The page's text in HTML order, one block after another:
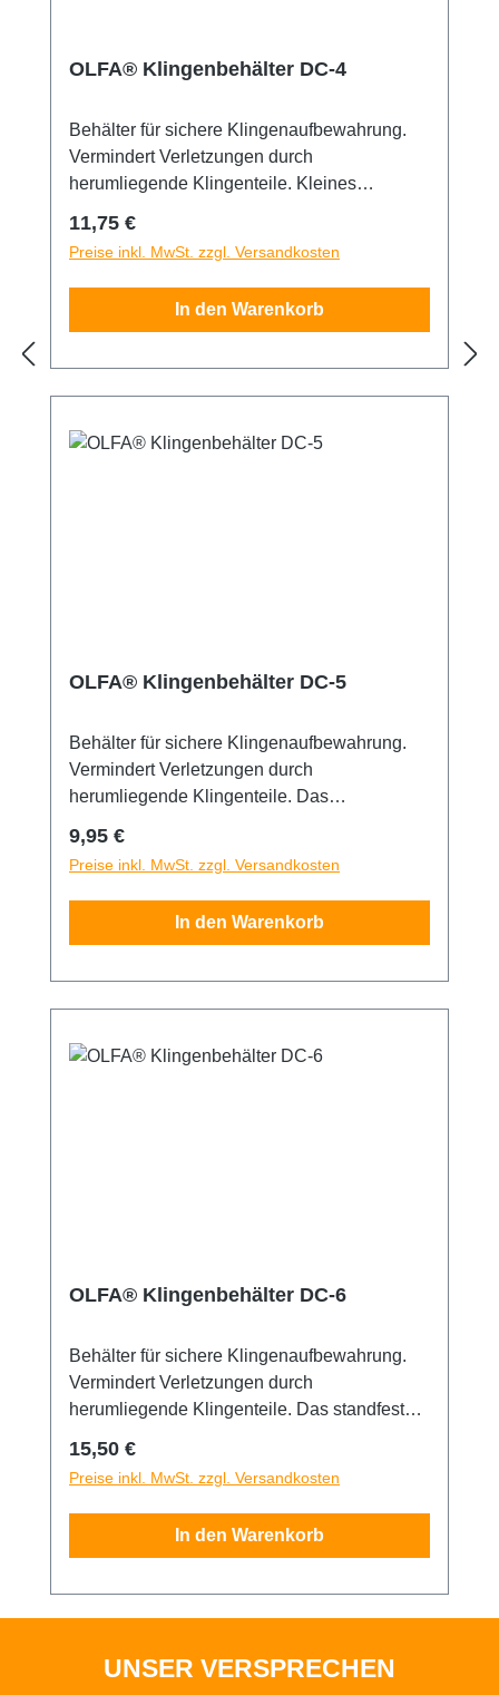
OLFA® Klingenbehälter DC-4
Behälter für sichere Klingenaufbewahrung.
Vermindert Verletzungen durch
herumliegende Klingenteile. Kleines
für die Hosentasche. Das
Entsorgungsgehäuse besitzt einen Schlitz,
um jede starke Klinge abzubrechen. Es
können bis zu 60 mm Klingen gelagert
werden.
Regulärer Preis:
11,75 €
Preise inkl. MwSt. zzgl. Versandkosten
In den Warenkorb
OLFA® Klingenbehälter DC-5
Behälter für sichere Klingenaufbewahrung.
Vermindert Verletzungen durch
herumliegende Klingenteile. Das
um an Gürteln etc. festgemacht zu werden.
Kann alle Klingen lagern außer: CL, KL, PL-
1, SL-1, CMP-2, PA-2, SPC-1 & ES-1. Der
Deckel kann mühelos geöffnet werden.
Regulärer Preis:
9,95 €
Preise inkl. MwSt. zzgl. Versandkosten
In den Warenkorb
OLFA® Klingenbehälter DC-6
Behälter für sichere Klingenaufbewahrung.
Vermindert Verletzungen durch
herumliegende Klingenteile. Das standfeste
Metallschlitz, um jede starke Klinge
abzubrechen. Einfach Klinge reinschieben
und Hebel betätigen, um sie abzubrechen.
Jede Klinge kann abgebrochen werden. Der
Regulärer Preis:
15,50 €
Preise inkl. MwSt. zzgl. Versandkosten
In den Warenkorb
UNSER VERSPRECHEN